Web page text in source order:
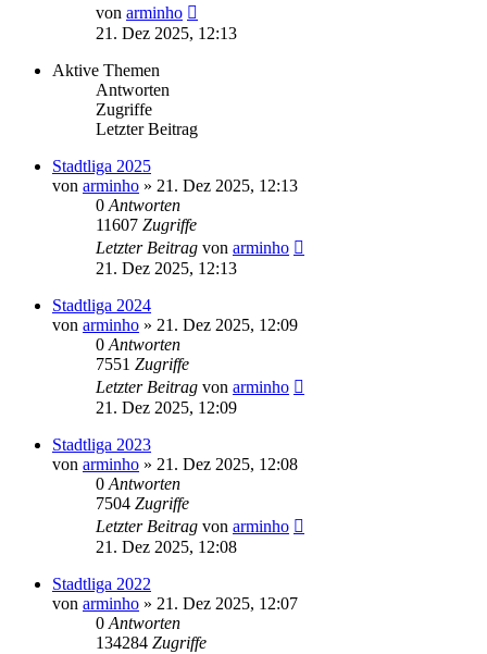
von arminho
Beitrag
21. Dez 2025, 12:13
Aktive Themen
Antworten
Zugriffe
Letzter Beitrag
Stadtliga 2025
von arminho » 21. Dez 2025, 12:13
0 Antworten
11607 Zugriffe
Letzter Beitrag von arminho
21. Dez 2025, 12:13
Stadtliga 2024
von arminho » 21. Dez 2025, 12:09
0 Antworten
7551 Zugriffe
Letzter Beitrag von arminho
21. Dez 2025, 12:09
Stadtliga 2023
von arminho » 21. Dez 2025, 12:08
0 Antworten
7504 Zugriffe
Letzter Beitrag von arminho
21. Dez 2025, 12:08
Stadtliga 2022
von arminho » 21. Dez 2025, 12:07
0 Antworten
134284 Zugriffe